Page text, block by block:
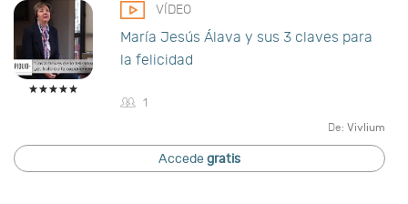
VÍDEO
María Jesús Álava y sus 3 claves para
la felicidad
1
De: Vivlium
Accede gratis